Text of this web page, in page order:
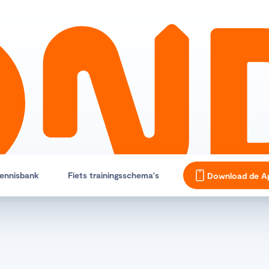
Fiets trainingsschema's Download de